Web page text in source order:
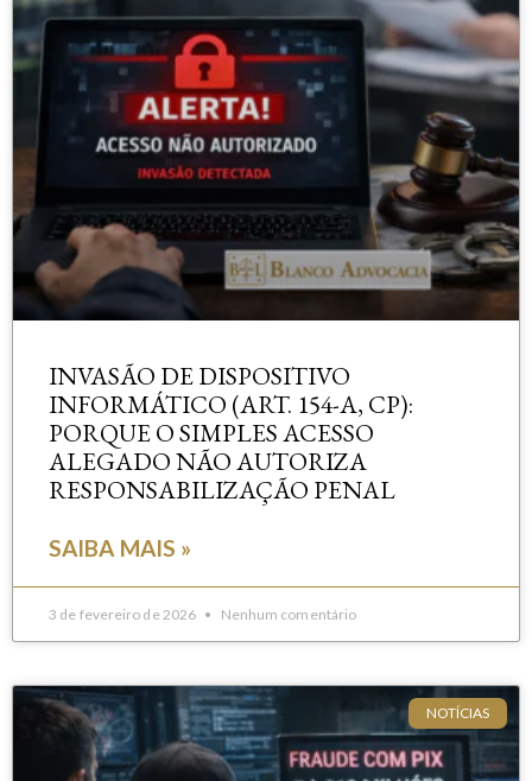
INVASÃO DE DISPOSITIVO
INFORMÁTICO (ART. 154-A, CP):
PORQUE O SIMPLES ACESSO
ALEGADO NÃO AUTORIZA
RESPONSABILIZAÇÃO PENAL
SAIBA MAIS »
3 de fevereiro de 2026 Nenhum comentário
NOTÍCIAS